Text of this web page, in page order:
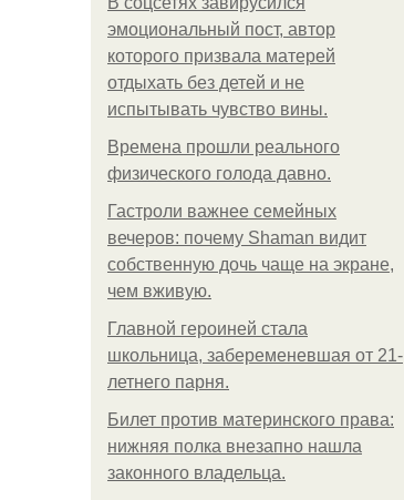
эмоциональный пост, автор
которого призвала матерей
отдыхать без детей и не
испытывать чувство вины.
Bpeмена прошли реального
физического голода давно.
Гастроли важнее семейных
вечеров: почему Shaman видит
собственную дочь чаще на экране,
чем вживую.
Главной героиней стала
школьница, забеременевшая от 21-
летнего парня.
Билет против материнского права:
нижняя полка внезапно нашла
законного владельца.